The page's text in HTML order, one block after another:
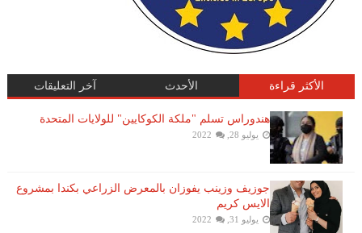
الأكثر قراءة الأحدث آخر التعليقات
هندوراس تسلم "ملكة الكوكايين" للولايات المتحدة
يوليو 28, 2022
جوزيف وزينب يفوزان بالمعرض الزراعي بكندا بمشروع
الايس كريم
يوليو 31, 2022